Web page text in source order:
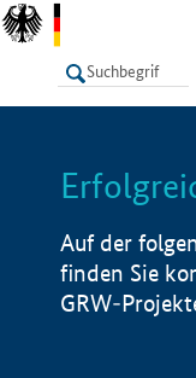
LISTE
Auf der
finden Sie
GRW-